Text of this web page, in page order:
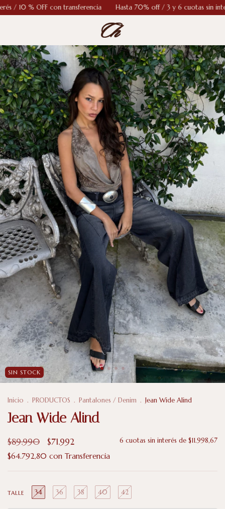
con transferencia Hasta 70% off / 3 y 6 cuotas sin interés / 10 %
SIN STOCK
Inicio . PRODUCTOS . Pantalones / Denim . Jean Wide Alind
Jean Wide Alind
$89.990 $71.992 6 cuotas sin interés de $11.998,67
$64.792,80 con Transferencia
TALLE 34 36 38 40 42